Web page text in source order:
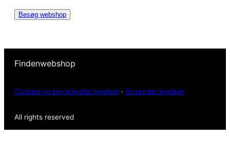
Besøg webshop
Findenwebshop
Cookies og privatlivsbetingelser · Brugerbetingelser
All rights reserved